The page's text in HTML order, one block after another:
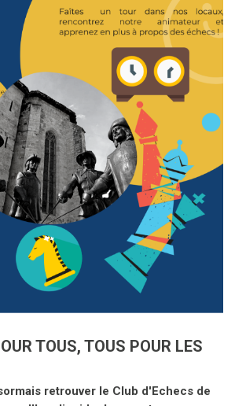
TOUS, TOUS POUR LES
retrouver le Club d'Echecs de
l'affiche de notre nouveau projet:
TOUS, TOUS POUR LES ECHECS!